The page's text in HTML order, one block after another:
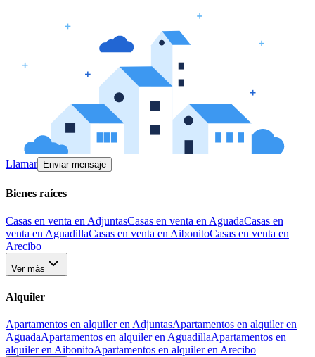
Llamar Enviar mensaje
Bienes raíces
Casas en venta en AdjuntasCasas en venta en AguadaCasas en
venta en AguadillaCasas en venta en AibonitoCasas en venta en
Arecibo
Ver más
Alquiler
Apartamentos en alquiler en AdjuntasApartamentos en alquiler en
AguadaApartamentos en alquiler en AguadillaApartamentos en
alquiler en AibonitoApartamentos en alquiler en Arecibo